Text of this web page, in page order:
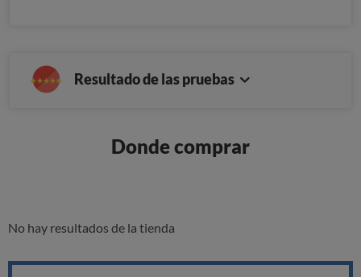
Resultado de las pruebas
Donde comprar
No hay resultados de la tienda